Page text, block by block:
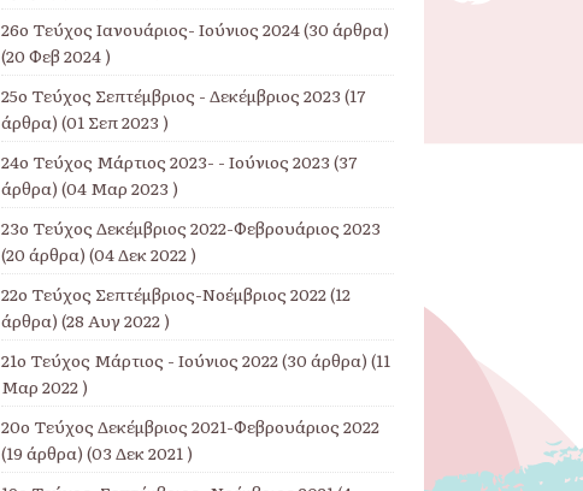
26ο Τεύχος Ιανουάριος- Ιούνιος 2024(30 άρθρα)
(20 Φεβ 2024 )
25ο Τεύχος Σεπτέμβριος - Δεκέμβριος 2023 (17
άρθρα) (01 Σεπ 2023 )
24ο Τεύχος Μάρτιος 2023- - Ιούνιος 2023 (37
άρθρα) (04 Μαρ 2023 )
23ο Τεύχος Δεκέμβριος 2022-Φεβρουάριος 2023
(20 άρθρα) (04 Δεκ 2022 )
22ο Τεύχος Σεπτέμβριος-Νοέμβριος 2022(12
άρθρα) (28 Αυγ 2022 )
21ο Τεύχος Μάρτιος - Ιούνιος 2022(30 άρθρα) (11
Μαρ 2022 )
20ο Τεύχος Δεκέμβριος 2021-Φεβρουάριος 2022
(19 άρθρα) (03 Δεκ 2021 )